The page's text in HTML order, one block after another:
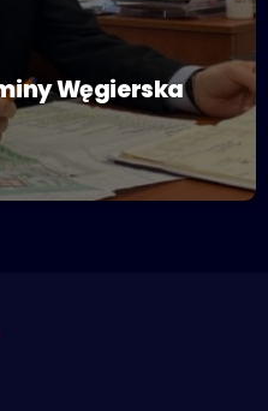
Węgierska